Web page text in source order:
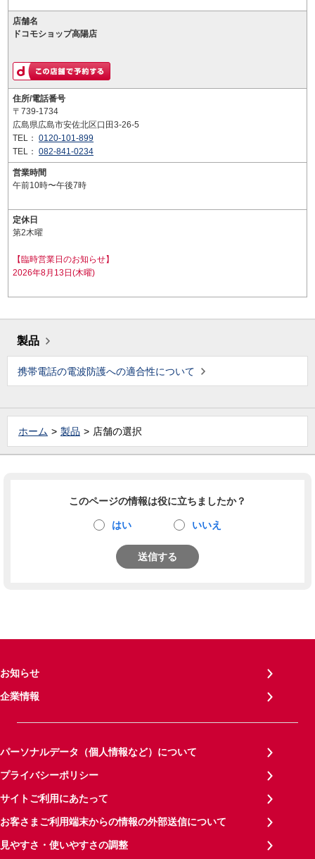
店舗名
ドコモショップ高陽店
住所/電話番号
〒739-1734
広島県広島市安佐北区口田3-26-5
TEL： 0120-101-899
TEL： 082-841-0234
営業時間
午前10時〜午後7時
定休日
第2木曜
【臨時営業日のお知らせ】
2026年8月13日(木曜)
製品
携帯電話の電波防護への適合性について
ホーム 製品 店舗の選択
このページの情報は役に立ちましたか？
はい いいえ
送信する
お知らせ
企業情報
パーソナルデータ（個人情報など）について
プライバシーポリシー
サイトご利用にあたって
お客さまご利用端末からの情報の外部送信について
見やすさ・使いやすさの調整